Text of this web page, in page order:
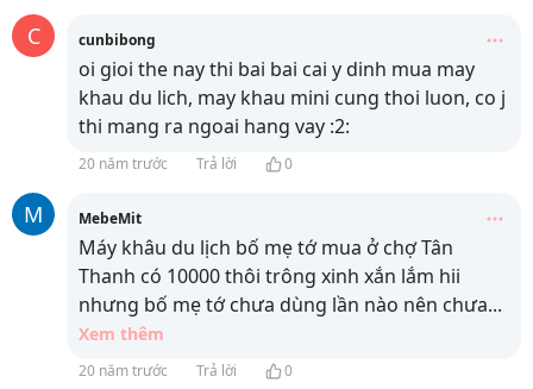
C cunbibong
oi gioi the nay thi bai bai cai y dinh mua may
khau du lich, may khau mini cung thoi luon, co j
thi mang ra ngoai hang vay :2:
20 năm trước Trả lời 0
M MebeMit
Máy khâu du lịch bố mẹ tớ mua ở chợ Tân
Thanh có 10000 thôi trông xinh xắn lắm hii
nhưng bố mẹ tớ chưa dùng lần nào nên chưa...
Xem thêm
20 năm trước Trả lời 0